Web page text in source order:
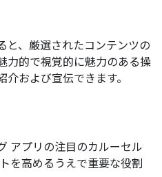
と、厳選されたコンテンツの
力的で視覚的に魅力のある操
および宣伝できます。
アプリの注目のカルーセル
を高めるうえで重要な役割